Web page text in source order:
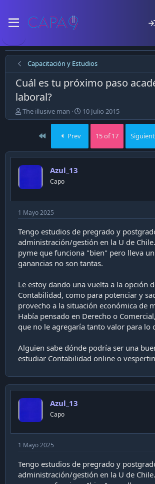
Capacitación y Estudios
Cuál es tu próximo paso
laboral?
E
m
ó
e
e
m
a
The illusive man
F
e
a
d
l
c
a
c
i
ó
n
10 Julio 2015
First Prev 15 of 17
Azul_13
Capo
1 Mayo 2025
Tengo estudios de pregrado y
administración/gestión en la U de
pyme que funciona "bien" pero lleva
ganancias no son tantas.
Le estoy dando una vuelta a la opción
Contabilidad, como para potenciar y
provecho a la situación económica de
Había pensado en Derecho o
que no le agregaría tanto valor para lo
Alguien sabe dónde podría ser una
estudiar Contabilidad online o
Azul_13
Capo
1 Mayo 2025
Tengo estudios de pregrado y
administración/gestión en la U de